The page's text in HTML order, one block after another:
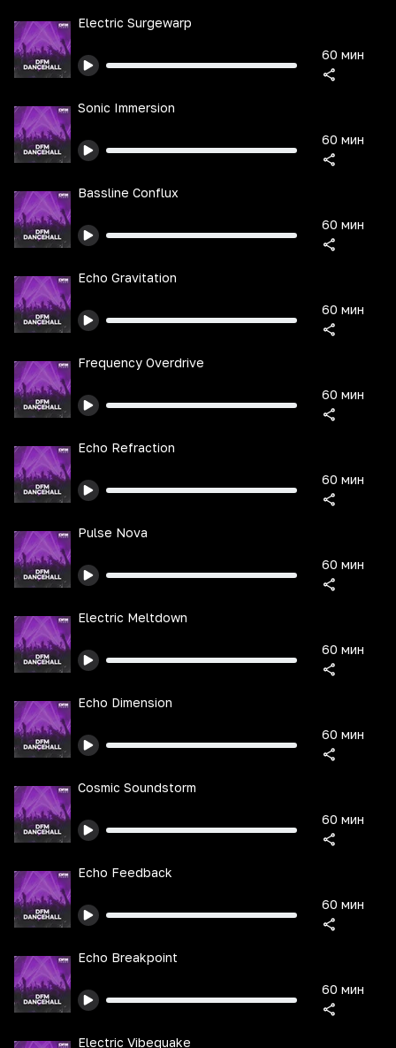
Electric Surgewarp
60 мин
Sonic Immersion
60 мин
Bassline Conflux
60 мин
Echo Gravitation
60 мин
Frequency Overdrive
60 мин
Echo Refraction
60 мин
Pulse Nova
60 мин
Electric Meltdown
60 мин
Echo Dimension
60 мин
Cosmic Soundstorm
60 мин
Echo Feedback
60 мин
Echo Breakpoint
60 мин
Electric Vibequake